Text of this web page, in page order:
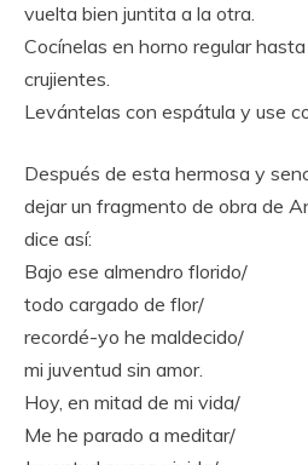
vuelta bien juntita a la otra.
Cocínelas en horno regular
crujientes.
Levántelas con espátula y use
Después de esta hermosa y
dejar un fragmento de obra de
dice así:
Bajo ese almendro florido/
todo cargado de flor/
recordé-yo he maldecido/
mi juventud sin amor.
Hoy, en mitad de mi vida/
Me he parado a meditar/